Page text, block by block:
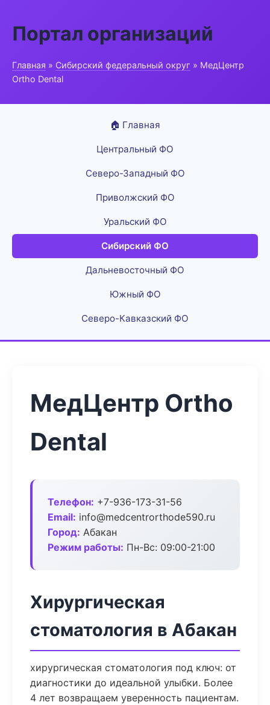
Портал организаций
Главная » Сибирский федеральный округ » МедЦентр
Ortho Dental
🏠 Главная
Центральный ФО
Северо-Западный ФО
Приволжский ФО
Уральский ФО
Сибирский ФО
Дальневосточный ФО
Южный ФО
Северо-Кавказский ФО
МедЦентр Ortho
Dental
Телефон: +7-936-173-31-56
Email: info@medcentrorthode590.ru
Город: Абакан
Режим работы: Пн-Вс: 09:00-21:00
Хирургическая
стоматология в Абакан
хирургическая стоматология под ключ: от
диагностики до идеальной улыбки. Более
4 лет возвращаем уверенность пациентам.